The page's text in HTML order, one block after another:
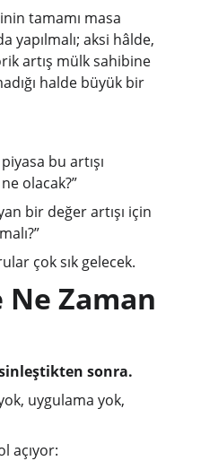
tamamı masa
yapılmalı; aksi hâlde,
artış mülk sahibine
halde büyük bir
bu artışı
olacak?”
bir değer artışı için
çok sık gelecek.
Ne Zaman
sonra.
uygulama yok,
açıyor: